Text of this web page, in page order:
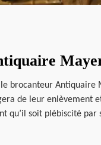
Mayer
brocanteur
de leur
qu’il soit plébiscité par